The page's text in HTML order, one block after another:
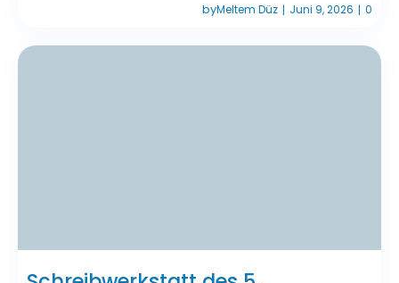
byMeltem Düz | Juni 9, 2026 | 0